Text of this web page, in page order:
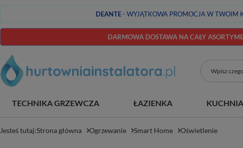
DEANTE- WYJĄTKOWA PROMOCJA W TWOIM
DARMOWA DOSTAWA NA CAŁY
TECHNIKA GRZEWCZA ŁAZIENKA KUCHNIA
Jesteś tutaj:Strona główna Ogrzewanie Smart Home Oświetlenie